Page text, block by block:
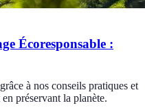
Écoresponsable :
à nos conseils pratiques et
préservant la planète.